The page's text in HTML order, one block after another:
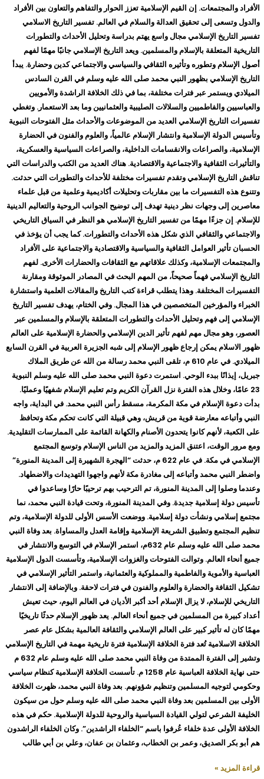
الأفراد والمجتمعات. إن القيم الإسلامية تعزز الحوار والتفاهم والتعاون بين الأفراد
والدول وتسعى إلى تحقيق العدالة والسلام في العالم. تفسير التاريخ الاسلامي
تفسير التاريخ الإسلامي مجال واسع يهتم بدراسة وتحليل الأحداث والتطورات
التاريخية المتعلقة بالإسلام والمسلمين. ويعد التاريخ الإسلامي جانبًا مهمًا لفهم
أصول الإسلام وتطوره وتأثيره الثقافي والسياسي والاجتماعي كدين وحضارة. يبدأ
التاريخ الإسلامي بظهور النبي محمد صلى الله عليه وسلم في القرن السادس
الميلادي ويستمر عبر فترات مختلفة، بما في ذلك الخلافة الراشدة والأمويين
والعباسيين والفاطميين والسلالات الصليبية والعثمانيين وما بعد الاستعمار. وتغطي
تفسيرات التاريخ الإسلامي العديد من الموضوعات والأحداث مثل الفتوحات النبوية
وتأسيس الدولة الإسلامية وانتشار الإسلام عالمياً، والعلوم والفنون في الحضارة
الإسلامية، والصراعات والانقسامات الداخلية، والصراعات السياسية والعسكرية،
والتأثيرات الثقافية والاجتماعية والاقتصادية. هناك العديد من الكتب والدراسات التي
تناقش التاريخ الإسلامي وتقدم تفسيرات مختلفة للأحداث والتطورات التي حدثت.
وتتنوع هذه التفسيرات ما بين مقاربات وتحليلات أكاديمية وعلمية من قبل علماء
معاصرين إلى وجهات نظر دينية تهدف إلى توضيح الجوانب الروحية والتعاليم الدينية
للإسلام. إن جزءًا مهمًا من تفسير التاريخ الإسلامي هو النظر في السياق التاريخي
والاجتماعي والثقافي الذي شكل هذه الأحداث والتطورات. كما يجب أن يؤخذ في
الحسبان تأثير العوامل الثقافية والسياسية والاقتصادية والاجتماعية على الأفراد
والمجتمعات الإسلامية، وكذلك علاقاتهم مع الثقافات والحضارات الأخرى. لفهم
التاريخ الإسلامي فهماً صحيحاً، من المهم البحث في المصادر الموثوقة ومقارنة
التفسيرات المختلفة. وهذا يتطلب قراءة كتب التاريخ والمقالات العلمية واستشارة
الخبراء والمؤرخين المتخصصين في هذا المجال. وفي الختام، يهدف تفسير التاريخ
الإسلامي إلى فهم وتحليل الأحداث والتطورات المتعلقة بالإسلام والمسلمين عبر
العصور، وهو مجال مهم لفهم تأثير الدين الإسلامي والحضارة الإسلامية على العالم
ظهور الاسلام يمكن إرجاع ظهور الإسلام إلى شبه الجزيرة العربية في القرن السابع
الميلادي. في عام 610 م، تلقى النبي محمد رسالة من الله عن طريق الملاك
جبريل، إيذانًا ببدء الوحي. استمرت دعوة النبي محمد صلى الله عليه وسلم النبوية
23 عامًا، وخلال هذه الفترة نزل القرآن الكريم وتم تعليم الإسلام شفهيًا وعمليًا.
بدأت دعوة الإسلام في مكة المكرمة، مسقط رأس النبي محمد. في البداية، واجه
النبي وأتباعه معارضة قوية من قريش، وهي قبيلة التي كانت تحكم مكة وتحافظ
على الكعبة، لأنهم كانوا يتحدون الأصنام والكهانة القائمة على الممارسات التقليدية.
ومع مرور الوقت، اعتنق المزيد والمزيد من الناس الإسلام وتوسع المجتمع
الإسلامي في مكة. في عام 622 م، حدثت “الهجرة الشهيرة إلى المدينة المنورة”
واضطر النبي محمد وأتباعه إلى مغادرة مكة لأنهم واجهوا التهديدات والاضطهاد.
وعندما وصلوا إلى المدينة المنورة، تم الترحيب بهم ترحيبًا حارًا وساعدوا في
تأسيس دولة إسلامية جديدة. وفي المدينة المنورة، وتحت قيادة النبي محمد، نما
مجتمع إسلامي ونشأت دولة إسلامية. ووضعت الأسس الأولى للدولة الإسلامية، وتم
تنظيم المجتمع وتطبيق الشريعة الإسلامية وإقامة العدل والمساواة. بعد وفاة النبي
محمد صلى الله عليه وسلم عام 632م، استمر الإسلام في التوسع والانتشار في
جميع أنحاء العالم. وتوالت الفتوحات والغزوات الإسلامية، وتأسست الدول الإسلامية
العباسية والأموية والفاطمية والمملوكية والعثمانية، واستمر التأثير الإسلامي في
تشكيل الثقافة والحضارة والعلوم والفنون في فترات لاحقة. وبالإضافة إلى الانتشار
التاريخي للإسلام، لا يزال الإسلام أحد أكبر الأديان في العالم اليوم، حيث تعيش
أعداد كبيرة من المسلمين في جميع أنحاء العالم. يعد ظهور الإسلام حدثًا تاريخيًا
مهمًا كان له تأثير كبير على العالم الإسلامي والثقافة العالمية بشكل عام عصر
الخلافة الاسلامية تُعد فترة الخلافة الإسلامية فترة تاريخية مهمة في التاريخ الإسلامي
وتشير إلى الفترة الممتدة من وفاة النبي محمد صلى الله عليه وسلم عام 632 م
حتى نهاية الخلافة العباسية عام 1258 م. تأسست الخلافة الإسلامية كنظام سياسي
وحكومي لتوجيه المسلمين وتنظيم شؤونهم. بعد وفاة النبي محمد، ظهرت الخلافة
الأولى بين المسلمين بعد وفاة النبي محمد صلى الله عليه وسلم حول من سيكون
الخليفة الشرعي لتولي القيادة السياسية والروحية للدولة الإسلامية. حكم في هذه
الخلافة الأولى عدة خلفاء عُرفوا باسم “الخلفاء الراشدين”. وكان الخلفاء الراشدون
هم أبو بكر الصديق، وعمر بن الخطاب، وعثمان بن عفان، وعلي بن أبي طالب
قراءة المزيد »